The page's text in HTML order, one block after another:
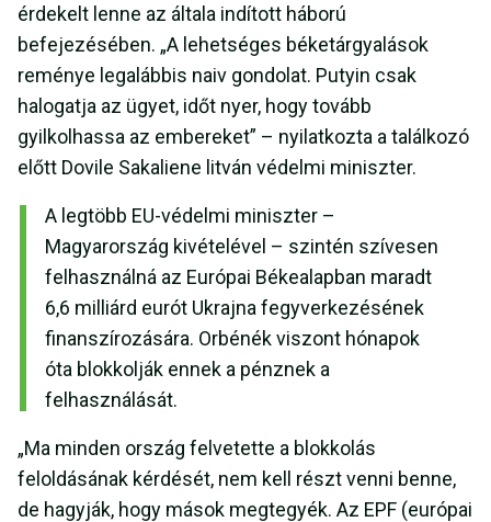
érdekelt lenne az általa indított háború
befejezésében. „A lehetséges béketárgyalások
reménye legalábbis naiv gondolat. Putyin csak
halogatja az ügyet, időt nyer, hogy tovább
gyilkolhassa az embereket” – nyilatkozta a találkozó
előtt Dovile Sakaliene litván védelmi miniszter.
A legtöbb EU-védelmi miniszter –
Magyarország kivételével – szintén szívesen
felhasználná az Európai Békealapban maradt
6,6 milliárd eurót Ukrajna fegyverkezésének
finanszírozására. Orbénék viszont hónapok
óta blokkolják ennek a pénznek a
felhasználását.
„Ma minden ország felvetette a blokkolás
feloldásának kérdését, nem kell részt venni benne,
de hagyják, hogy mások megtegyék. Az EPF (európai